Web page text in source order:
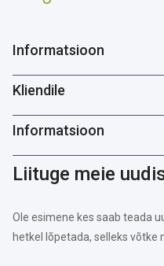
Informatsioon
Kliendile
Informatsioon
Liituge meie
Ole esimene kes saab teada
hetkel lõpetada, selleks võtke